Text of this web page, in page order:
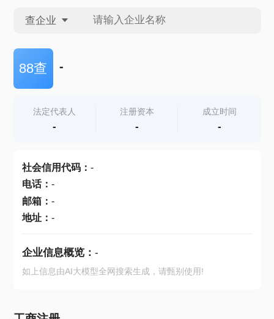
查企业
查企业
查产地
88查 -
法定代表人
-
注册资本
-
成立时间
-
社会信用代码： -
电话： -
邮箱： -
地址： -
企业信息概览： -
如上信息由AI大模型全网搜索生成，请甄别使用!